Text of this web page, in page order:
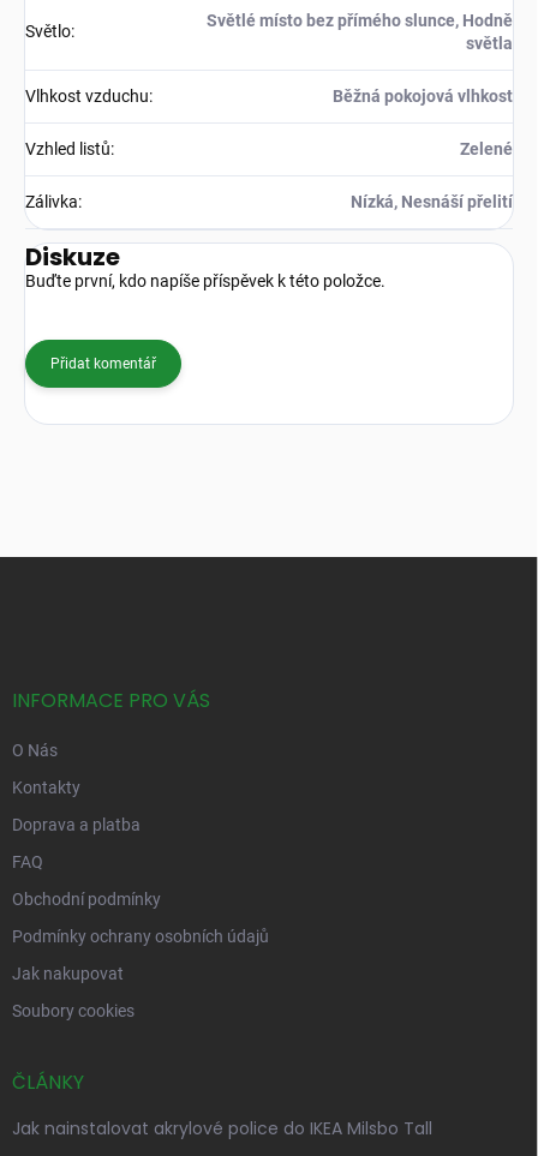
Světlo:
Světlé místo bez přímého slunce, Hodně
světla
Vlhkost vzduchu: Běžná pokojová vlhkost
Vzhled listů: Zelené
Zálivka: Nízká, Nesnáší přelití
Diskuze
Buďte první, kdo napíše příspěvek k této položce.
Přidat komentář
Z
INFORMACE PRO VÁS
O Nás
Kontakty
Doprava a platba
FAQ
Obchodní podmínky
Podmínky ochrany osobních údajů
Jak nakupovat
Soubory cookies
ČLÁNKY
Jak nainstalovat akrylové police do IKEA Milsbo Tall